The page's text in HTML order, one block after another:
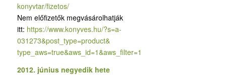
konyvtar/fizetos/
Nem előfizetők megvásárolhatják
itt: https://www.konyves.hu/?s=a-
031273&post_type=product&
type_aws=true&aws_id=1&aws_ filter=1
2012. június negyedik hete